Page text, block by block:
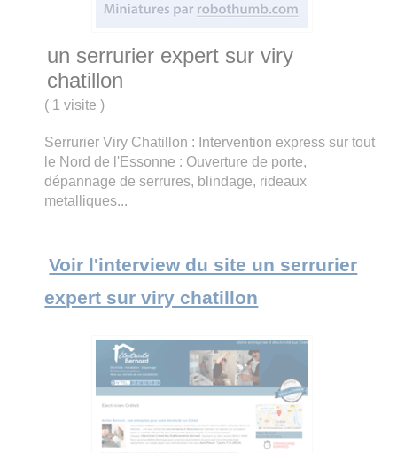
un serrurier expert sur viry
chatillon
( 1 visite)
Serrurier Viry Chatillon : Intervention express sur tout
le Nord de l'Essonne : Ouverture de porte,
dépannage de serrures, blindage, rideaux
metalliques...
Voir l'interview du site un serrurier
expert sur viry chatillon